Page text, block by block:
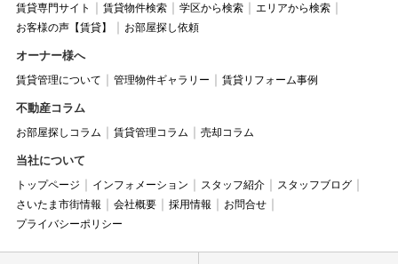
賃貸専門サイト 賃貸物件検索 学区から検索
エリアから検索
お客様の声【賃貸】
お部屋探し依頼
オーナー様へ
賃貸管理について 管理物件ギャラリー 賃貸リフォーム事例
不動産コラム
お部屋探しコラム 賃貸管理コラム 売却コラム
当社について
トップページ インフォメーション スタッフ紹介
スタッフブログ
さいたま市街情報
会社概要 採用情報
お問合せ
プライバシーポリシー